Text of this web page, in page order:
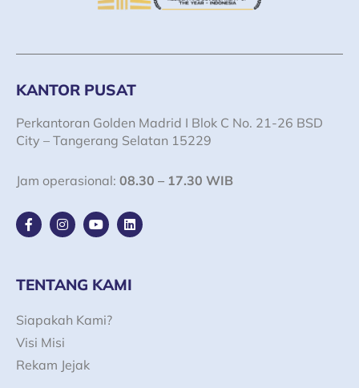
KANTOR PUSAT
Perkantoran Golden Madrid I Blok C No. 21-26 BSD
City – Tangerang Selatan 15229
Jam operasional: 08.30 – 17.30 WIB
F
a
c
o
o
-
I
n
s
g
r
m
Y
o
u
b
e
L
i
n
d
i
TENTANG KAMI
Siapakah Kami?
Visi Misi
Rekam Jejak